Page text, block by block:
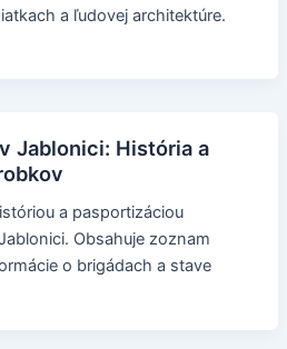
a ľudovej architektúre.
Jablonici: História a
a pasportizáciou
Obsahuje zoznam
o brigádach a stave